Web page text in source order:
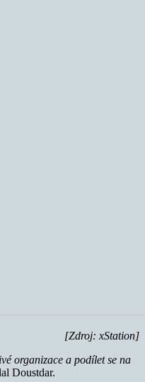
[Zdroj: xStation]
organizace a podílet se na
Doustdar.